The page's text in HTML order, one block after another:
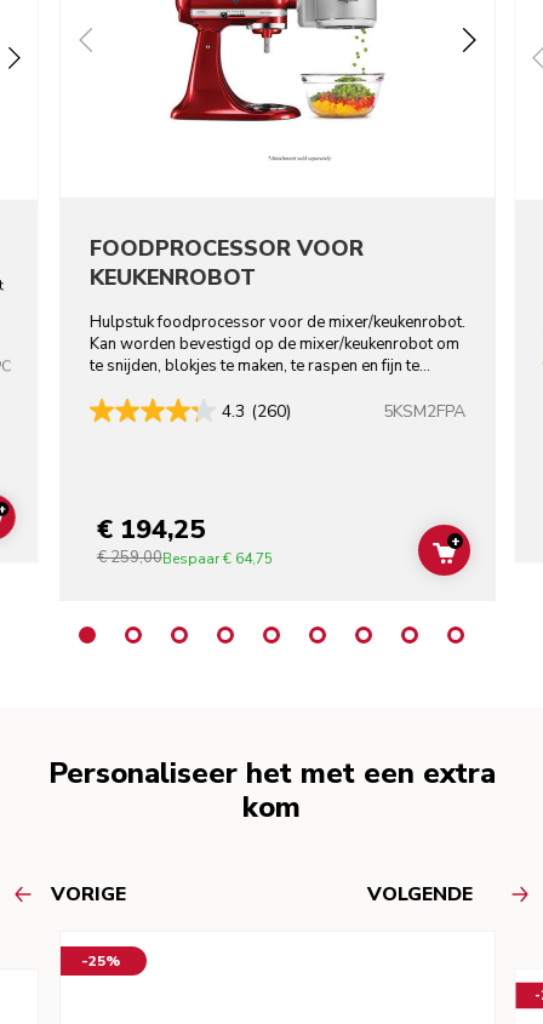
ADD TO CART
FOODPROCESSOR VOOR
KEUKENROBOT
Hulpstuk foodprocessor voor de mixer/keukenrobot.
Kan worden bevestigd op de mixer/keukenrobot om
te snijden, blokjes te maken, te raspen en fijn te
4.3 (260) 5KSM2FPA
€ 194,25
€ 259,00Bespaar€ 64,75 ADD TO
+
Personaliseer het met een extra
kom
VORIGE VOLGENDE
-25%
-